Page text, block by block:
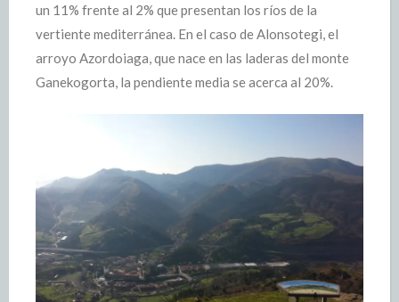
un 11% frente al 2% que presentan los ríos de la
vertiente mediterránea. En el caso de Alonsotegi, el
arroyo Azordoiaga, que nace en las laderas del monte
Ganekogorta, la pendiente media se acerca al 20%.